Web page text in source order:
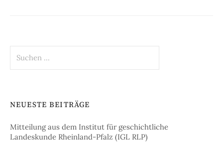
nach:
NEUESTE BEITRÄGE
Mitteilung aus dem Institut für geschichtliche
Landeskunde Rheinland-Pfalz (IGL RLP)